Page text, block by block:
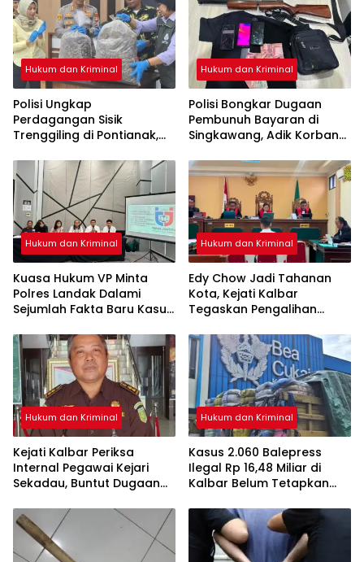
Hukum dan Kriminal
Polisi Ungkap
Perdagangan Sisik
Trenggiling di Pontianak,
Kuku
Hukum dan Kriminal
Polisi Bongkar Dugaan
Pembunuh Bayaran di
Singkawang, Adik Korban
Hukum dan Kriminal
Kuasa Hukum VP Minta
Polres Landak Dalami
Sejumlah Fakta Baru Kasus
Hukum dan Kriminal
Edy Chow Jadi Tahanan
Kota, Kejati Kalbar
Tegaskan Pengalihan
Hakim
Hukum dan Kriminal
Kejati Kalbar Periksa
Internal Pegawai Kejari
Sekadau, Buntut Dugaan
Hukum dan Kriminal
Kasus 2.060 Balepress
Ilegal Rp 16,48 Miliar di
Kalbar Belum Tetapkan
Sudah Diperiksa